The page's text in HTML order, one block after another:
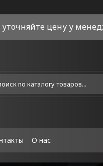
уточняйте цену у
О нас